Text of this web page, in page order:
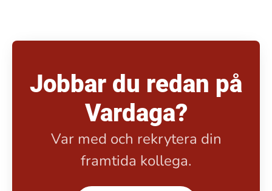
Jobbar du redan på
Vardaga?
Var med och rekrytera din
framtida kollega.